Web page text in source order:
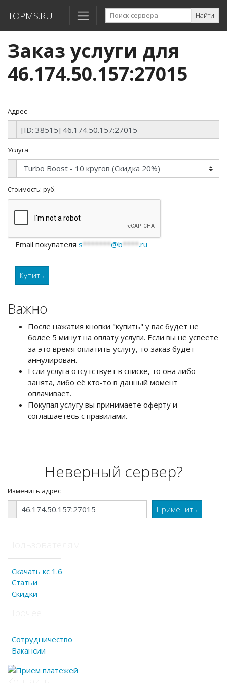
TOPMS.RU Найти
Заказ услуги для
46.174.50.157:27015
Адрес
Услуга
Стоимость: руб.
Email покупателя s*******@b****.ru
Важно
После нажатия кнопки "купить" у вас будет не
более 5 минут на оплату услуги. Если вы не успеете
за это время оплатить услугу, то заказ будет
аннулирован.
Если услуга отсутствует в списке, то она либо
занята, либо её кто-то в данный момент
оплачивает.
Покупая услугу вы принимаете оферту и
соглашаетесь с правилами.
Неверный сервер?
Изменить адрес
Скачать кс 1.6
Статьи
Скидки
Сотрудничество
Вакансии